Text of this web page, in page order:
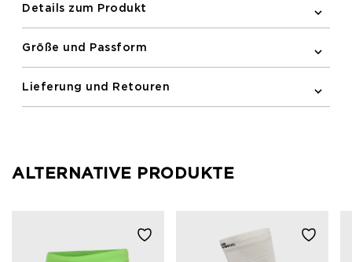
Details zum Produkt
Größe und Passform
Lieferung und Retouren
ALTERNATIVE PRODUKTE